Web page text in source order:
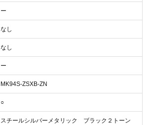
ー
なし
なし
ー
MK94S-ZSXB-ZN
○
スチールシルバーメタリック ブラック２トーン